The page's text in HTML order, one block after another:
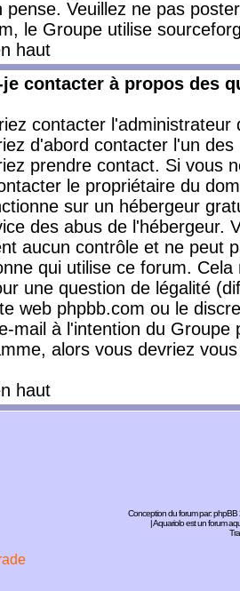
pense. Veuillez ne pas
le Groupe utilise
haut
contacter à propos des
contacter
d'abord contacter l'un
prendre contact. Si vous
le propriétaire du
sur un hébergeur
des abus de l'hébergeur.
aucun contrôle et ne peut
qui utilise ce forum.
une question de légalité
web phpbb.com ou le
mail à l'intention du
alors vous devriez
haut
Conception du forum par:phpBB
| Aquariolo est un forum